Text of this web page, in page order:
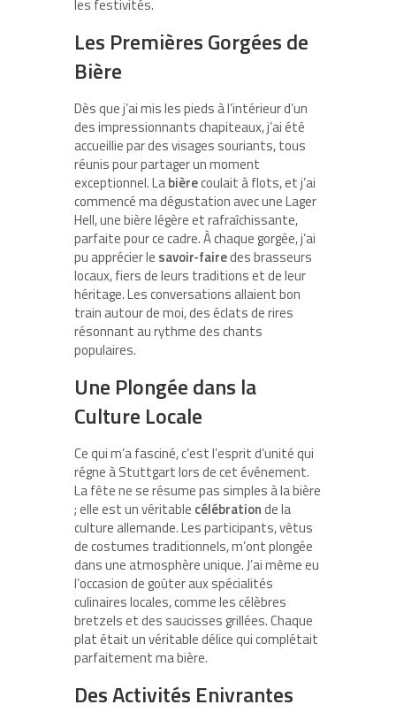
les festivités.
Les Premières Gorgées de
Bière
Dès que j’ai mis les pieds à l’intérieur d’un
des impressionnants chapiteaux, j’ai été
accueillie par des visages souriants, tous
réunis pour partager un moment
exceptionnel. Labièrecoulait à flots, et j’ai
commencé ma dégustation avec une Lager
Hell, une bière légère et rafraîchissante,
parfaite pour ce cadre. À chaque gorgée, j’ai
pu apprécier le savoir-fairedes brasseurs
locaux, fiers de leurs traditions et de leur
héritage. Les conversations allaient bon
train autour de moi, des éclats de rires
résonnant au rythme des chants
populaires.
Une Plongée dans la
Culture Locale
Ce qui m’a fasciné, c’est l’esprit d’unité qui
régne à Stuttgart lors de cet événement.
La fête ne se résume pas simples à la bière
; elle est un véritable célébrationde la
culture allemande. Les participants, vêtus
de costumes traditionnels, m’ont plongée
dans une atmosphère unique. J’ai même eu
l’occasion de goûter aux spécialités
culinaires locales, comme les célèbres
bretzels et des saucisses grillées. Chaque
plat était un véritable délice qui complétait
parfaitement ma bière.
Des Activités Enivrantes